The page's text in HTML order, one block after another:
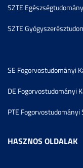
SZTE
SZTE
SE Fogorvostudományi
DE Fogorvostudományi
PTE Fogorvostudományi
HASZNOS OLDALAK